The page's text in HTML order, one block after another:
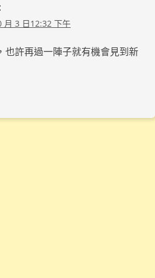
月 3 日12:32 下午
也許再過一陣子就有機會見到新